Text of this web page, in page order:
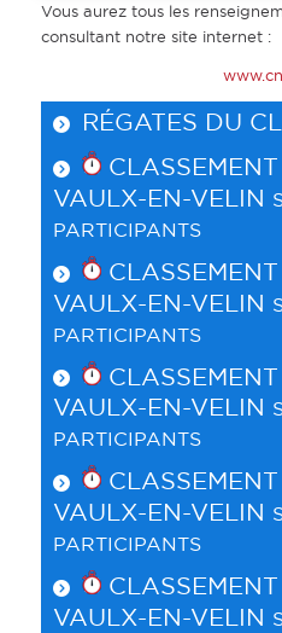
Vous aurez tous les
consultant notre site internet :
RÉGATES DU
VAULX-EN-VELIN
PARTICIPANTS
VAULX-EN-VELIN
PARTICIPANTS
CLASSEMENT
VAULX-EN-VELIN
PARTICIPANTS
CLASSEMENT
VAULX-EN-VELIN
PARTICIPANTS
CLASSEMENT
VAULX-EN-VELIN